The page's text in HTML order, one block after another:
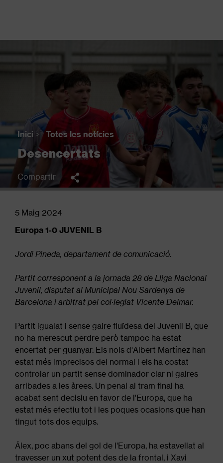
Fil
d'Ariadna
Inici > Totes les notícies
Desencertats
Compartir
5 Maig 2024
Europa 1-0 JUVENIL B
Jordi Pineda, departament de comunicació.
Partit corresponent a la jornada 28 de Lliga Nacional
Juvenil, disputat al Municipal Nou Sardenya de
Barcelona i arbitrat pel col·legiat Vicente Delmar.
Partit igualat i sense gaire fluïdesa del Juvenil B, que
no ha merescut perdre però tampoc ha estat
encertat per guanyar. Els nois d'Albert Martínez han
estat més imprecisos del normal i els ha costat
controlar un partit sense dominador clar ni gaires
arribades a les àrees. Un penal al tram final ha
acabat sent decisiu en favor de l'Europa, que ha
estat més efectiu tot i les poques ocasions que han
tingut tots dos equips.
Álex, poc abans del gol de l'Europa, ha estavellat al
travesser un xut potent des de la frontal, i Xavi